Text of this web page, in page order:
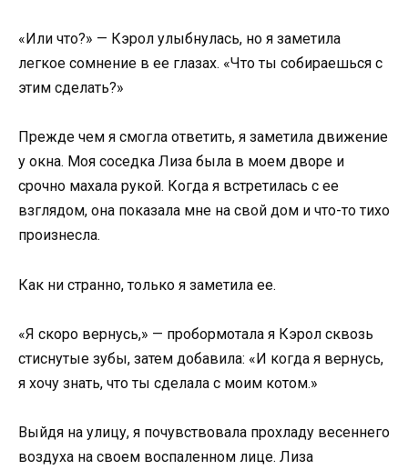
«Или что?» — Кэрол улыбнулась, но я заметила
легкое сомнение в ее глазах. «Что ты собираешься с
этим сделать?»
Прежде чем я смогла ответить, я заметила движение
у окна. Моя соседка Лиза была в моем дворе и
срочно махала рукой. Когда я встретилась с ее
взглядом, она показала мне на свой дом и что-то тихо
произнесла.
Как ни странно, только я заметила ее.
«Я скоро вернусь,» — пробормотала я Кэрол сквозь
стиснутые зубы, затем добавила: «И когда я вернусь,
я хочу знать, что ты сделала с моим котом.»
Выйдя на улицу, я почувствовала прохладу весеннего
воздуха на своем воспаленном лице. Лиза